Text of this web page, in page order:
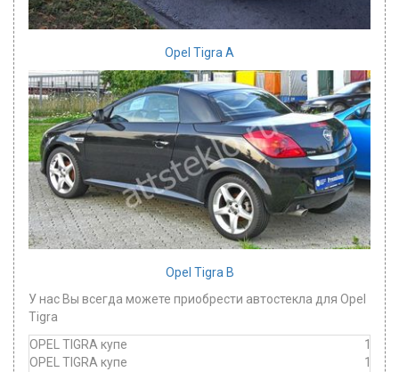
Opel Tigra A
Opel Tigra B
У нас Вы всегда можете приобрести автостекла для Opel
Tigra
OPEL TIGRA купе
OPEL TIGRA купе